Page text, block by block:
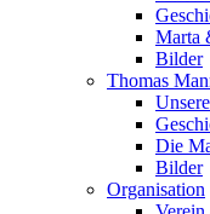
Marta
Bilder
Thomas
Die
Bilder
Organisation